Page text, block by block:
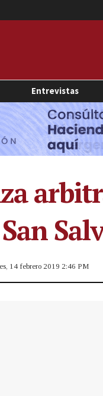
Entrevistas
14 febrero 2019 2:46 PM